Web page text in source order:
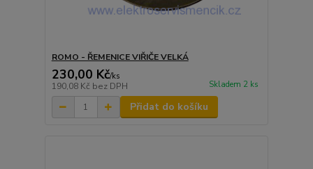
ROMO - ŘEMENICE VIŘIČE VELKÁ
230,00 Kč/ks
190,08 Kč bez DPH Skladem 2 ks
Přidat do košíku